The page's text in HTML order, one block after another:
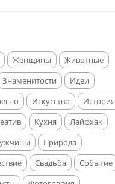
Женщины
Животные
Знаменитости
Идеи
Искусство
История
Кухня
Лайфхак
Природа
Свадьба
Событие